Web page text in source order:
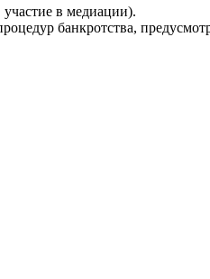
в медиации).
банкротства,